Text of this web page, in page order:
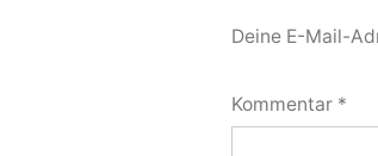
Deine E-Mail-
Kommentar *